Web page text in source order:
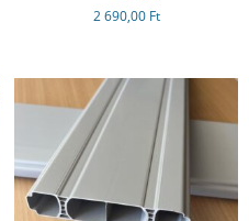
2 690,00 Ft